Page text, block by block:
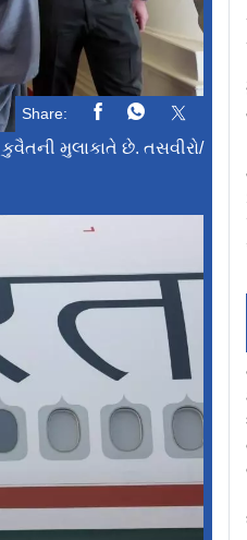
Share:
મુલાકાતે છે. તસવીરો/